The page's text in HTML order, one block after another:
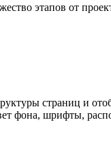
этапов от
страниц и
фона, шрифты,